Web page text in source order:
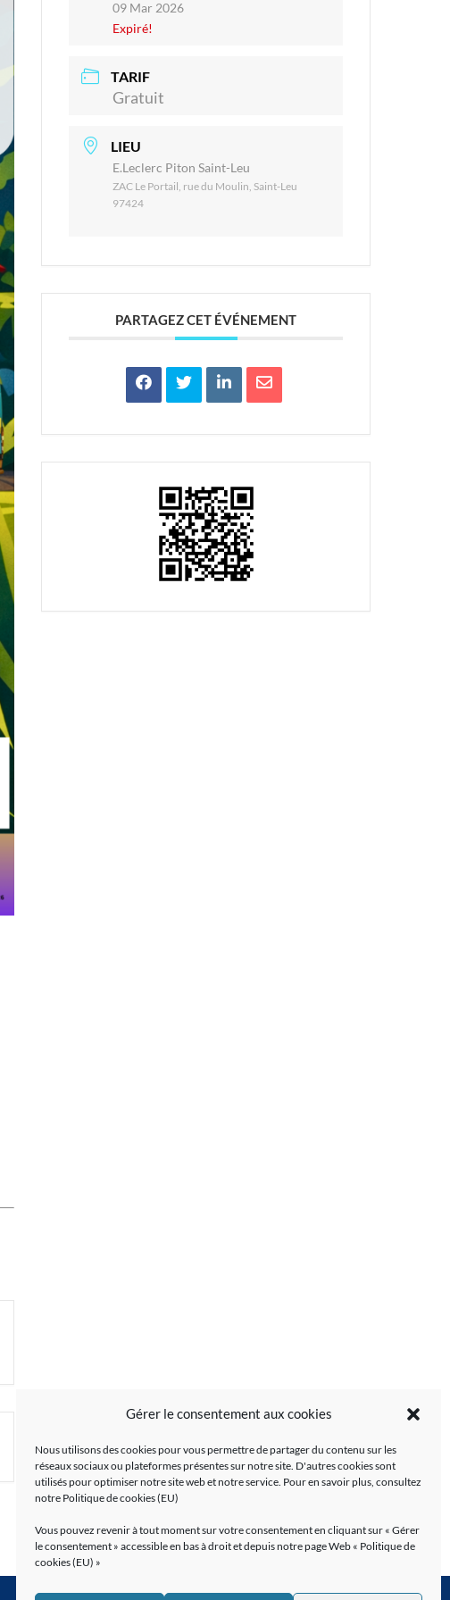
Gérer le consentement aux cookies
Nous utilisons des cookies pour vous permettre de partager du contenu sur les
réseaux sociaux ou plateformes présentes sur notre site. D'autres cookies sont
utilisés pour optimiser notre site web et notre service. Pour en savoir plus, consultez
notre Politique de cookies (EU)
Vous pouvez revenir à tout moment sur votre consentement en cliquant sur « Gérer
le consentement » accessible en bas à droit et depuis notre page Web « Politique de
cookies (EU) »
09 Mar 2026
Expiré!
TARIF
Gratuit
LIEU
E.Leclerc Piton Saint-Leu
ZAC Le Portail, rue du Moulin, Saint-Leu
97424
PARTAGEZ CET ÉVÉNEMENT